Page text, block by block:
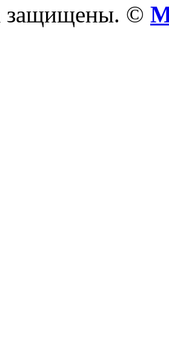
защищены. ©